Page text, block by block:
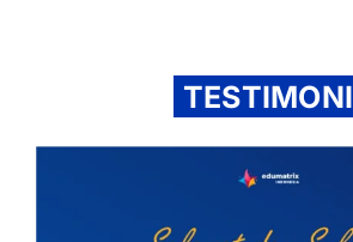
TESTIMONI